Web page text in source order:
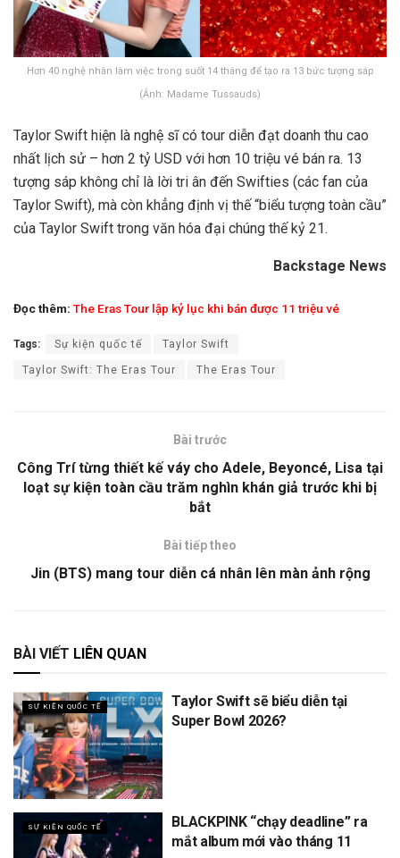
Hơn 40 nghệ nhân làm việc trong suốt 14 tháng để tạo ra 13 bức tượng sáp
(Ảnh: Madame Tussauds)
Taylor Swift hiện là nghệ sĩ có tour diễn đạt doanh thu cao
nhất lịch sử – hơn 2 tỷ USD với hơn 10 triệu vé bán ra. 13
tượng sáp không chỉ là lời tri ân đến Swifties (các fan của
Taylor Swift), mà còn khẳng định vị thế “biểu tượng toàn cầu”
của Taylor Swift trong văn hóa đại chúng thế kỷ 21.
Backstage News
Đọc thêm: The Eras Tour lập kỷ lục khi bán được 11 triệu vé
Tags: Sự kiện quốc tế Taylor Swift
Taylor Swift: The Eras Tour The Eras Tour
Bài trước
Công Trí từng thiết kế váy cho Adele, Beyoncé, Lisa tại
loạt sự kiện toàn cầu trăm nghìn khán giả trước khi bị
bắt
Bài tiếp theo
Jin (BTS) mang tour diễn cá nhân lên màn ảnh rộng
BÀI VIẾT LIÊN QUAN
SỰ KIỆN QUỐC TẾ
Taylor Swift sẽ biểu diễn tại
Super Bowl 2026?
SỰ KIỆN QUỐC TẾ
BLACKPINK “chạy deadline” ra
mắt album mới vào tháng 11